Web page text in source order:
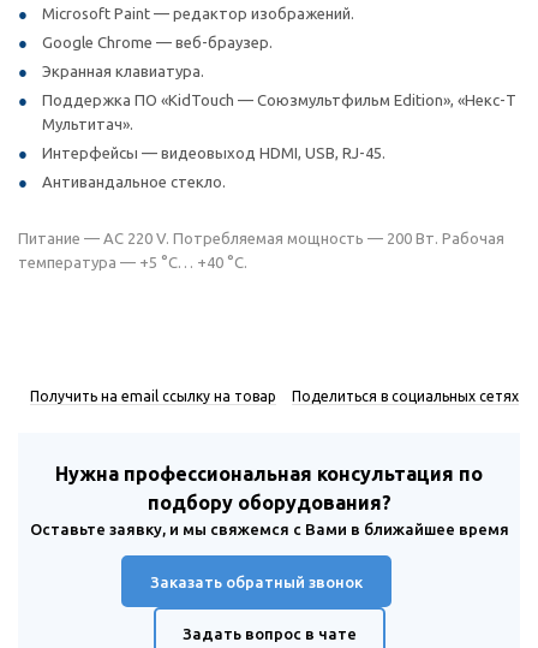
Microsoft Paint — редактор изображений.
Google Chrome — веб-браузер.
Экранная клавиатура.
Поддержка ПО «KidTouch — Союзмультфильм Edition», «Некс-Т
Мультитач».
Интерфейсы — видеовыход HDMI, USB, RJ-45.
Антивандальное стекло.
Питание — AC 220 V. Потребляемая мощность — 200 Вт. Рабочая
температура — +5 °C… +40 °C.
Получить на email ссылку на товар Поделиться в социальных сетях
Нужна профессиональная консультация по
подбору оборудования?
Оставьте заявку, и мы свяжемся с Вами в ближайшее время
Заказать обратный звонок
Задать вопрос в чате